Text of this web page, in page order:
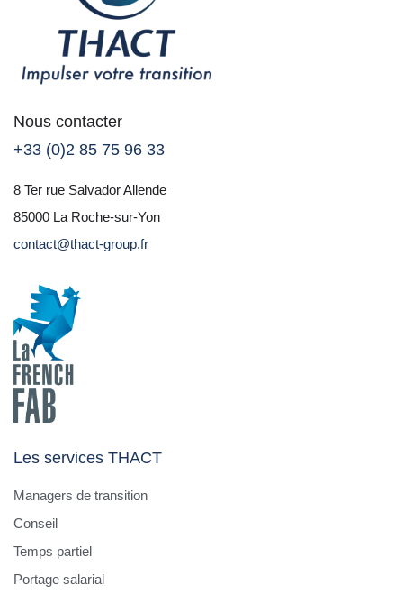
Nous contacter
+33 (0)2 85 75 96 33
8 Ter rue Salvador Allende
85000 La Roche-sur-Yon
contact@thact-group.fr
Les services THACT
Managers de transition
Conseil
Temps partiel
Portage salarial